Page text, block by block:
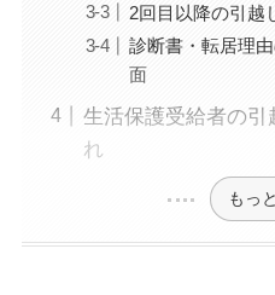
2回目以降の引越
診断書・転居理
面
生活保護受給者の
れ
もっ